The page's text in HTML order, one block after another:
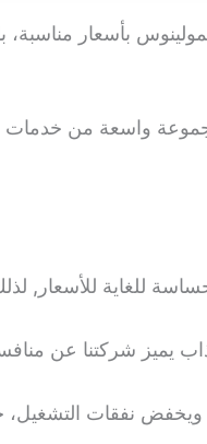
بأسعار
بنا أو عبر موقعا ، ستجدون
للغاية للأسعار,
يميز شركتنا عن
ويخفض نفقات